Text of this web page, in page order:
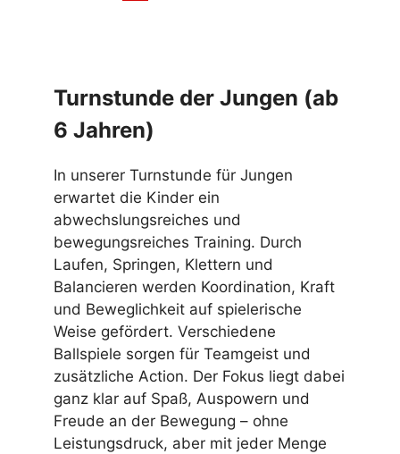
Turnstunde der Jungen (ab
6 Jahren)
In unserer Turnstunde für Jungen
erwartet die Kinder ein
abwechslungsreiches und
bewegungsreiches Training. Durch
Laufen, Springen, Klettern und
Balancieren werden Koordination, Kraft
und Beweglichkeit auf spielerische
Weise gefördert. Verschiedene
Ballspiele sorgen für Teamgeist und
zusätzliche Action. Der Fokus liegt dabei
ganz klar auf Spaß, Auspowern und
Freude an der Bewegung – ohne
Leistungsdruck, aber mit jeder Menge